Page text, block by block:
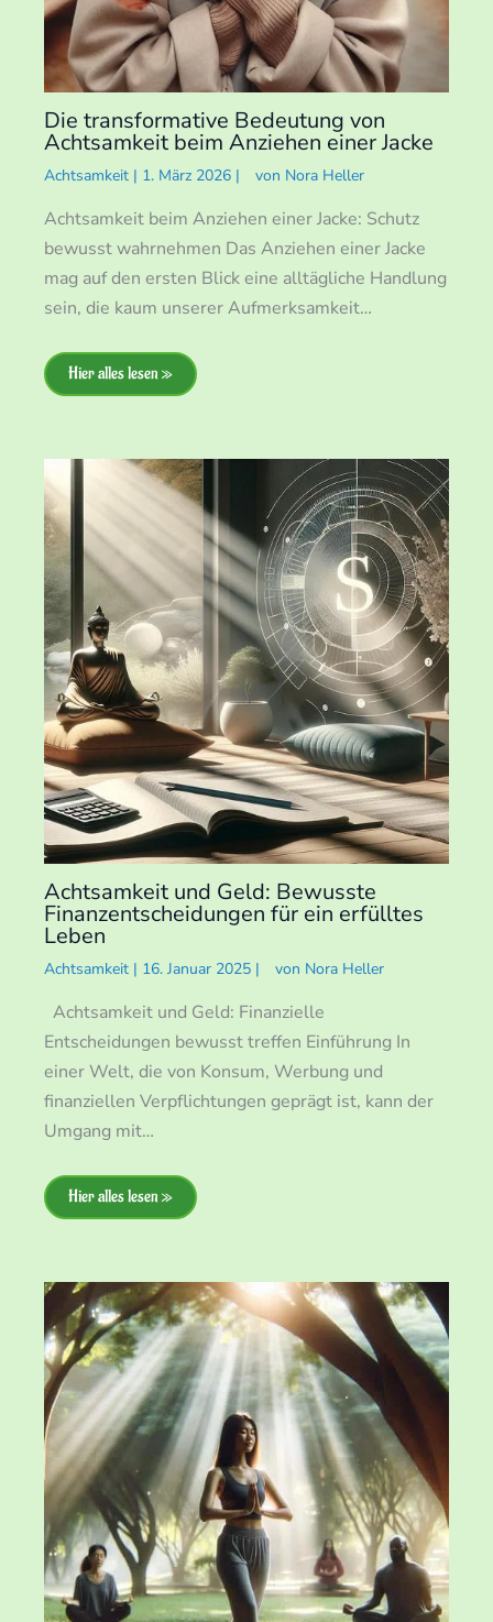
Die transformative Bedeutung von
Achtsamkeit beim Anziehen einer Jacke
Achtsamkeit | 1. März 2026 | von Nora Heller
Achtsamkeit beim Anziehen einer Jacke: Schutz
bewusst wahrnehmen Das Anziehen einer Jacke
mag auf den ersten Blick eine alltägliche Handlung
sein, die kaum unserer Aufmerksamkeit…
Hier alles lesen »
Achtsamkeit und Geld: Bewusste
Finanzentscheidungen für ein erfülltes
Leben
Achtsamkeit | 16. Januar 2025 | von Nora Heller
Achtsamkeit und Geld: Finanzielle
Entscheidungen bewusst treffen Einführung In
einer Welt, die von Konsum, Werbung und
finanziellen Verpflichtungen geprägt ist, kann der
Umgang mit…
Hier alles lesen »